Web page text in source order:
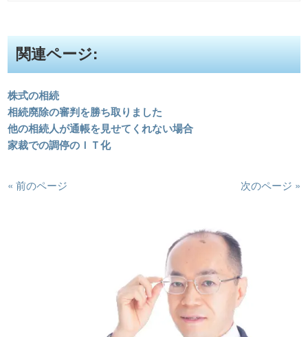
関連ページ:
株式の相続
相続廃除の審判を勝ち取りました
他の相続人が通帳を見せてくれない場合
家裁での調停のＩＴ化
« 前のページ 次のページ »